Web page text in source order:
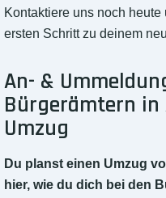
Kontaktiere uns noch
ersten Schritt zu deinem
An- &
Bürgerämtern in
Umzug
Du planst einen Umzug
hier, wie du dich bei den